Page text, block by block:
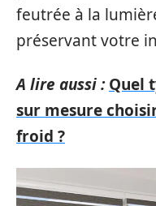
feutrée à la
préservant votre
A lire aussi : Quel
sur mesure
froid ?